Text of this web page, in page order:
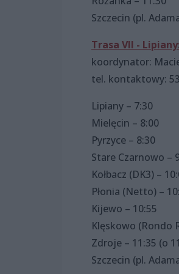
Szczecin (pl.
Trasa VII - Lipiany:
koordynator:
tel. kontaktowy:
Lipiany – 7:30
Mielęcin – 8:00
Pyrzyce – 8:30
Stare Czarnowo –
Kołbacz (DK3) –
Płonia (Netto) –
Kijewo – 10:55
Klęskowo (Rondo
Zdroje – 11:35 (o
Szczecin (pl.